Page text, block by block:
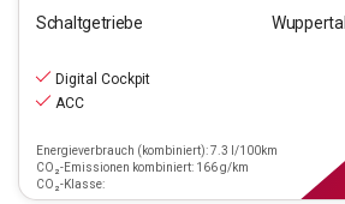
Schaltgetriebe
Wuppertal
Digital Cockpit
ACC
Energieverbrauch (kombiniert): 7.3 l/100km
CO₂-Emissionen kombiniert: 166 g/km
CO₂-Klasse: